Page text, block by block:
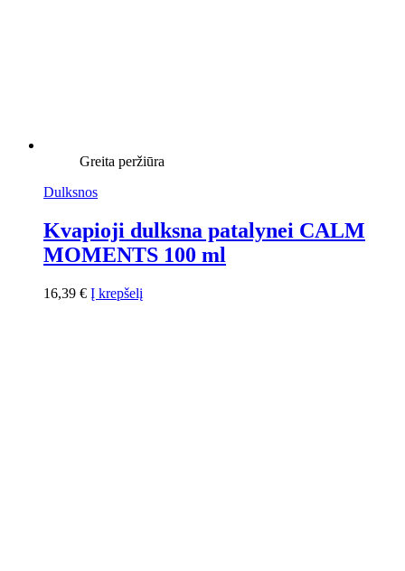
Greita peržiūra
Dulksnos
Kvapioji dulksna patalynei CALM
MOMENTS 100 ml
16,39 € Į krepšelį